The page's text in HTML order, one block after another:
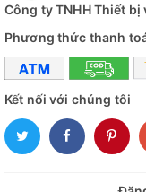
Vật liệu
Kệ
Kích thước
trong
(WxDxH)
Công ty TNHH Thiết bị
Phương thức thanh
Kết nối với chúng tôi